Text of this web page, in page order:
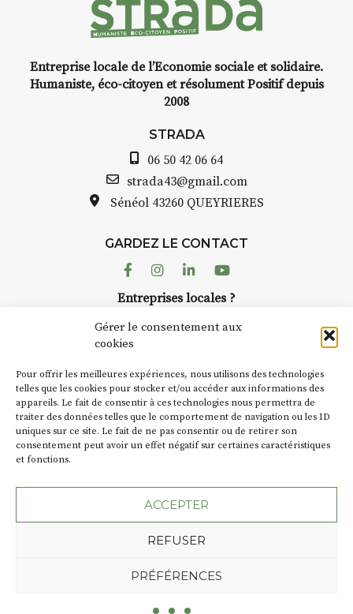
Gérer le consentement aux
cookies
Pour offrir les meilleures expériences, nous utilisons des technologies
telles que les cookies pour stocker et/ou accéder aux informations des
appareils. Le fait de consentir à ces technologies nous permettra de
traiter des données telles que le comportement de navigation ou les ID
uniques sur ce site. Le fait de ne pas consentir ou de retirer son
consentement peut avoir un effet négatif sur certaines caractéristiques
et fonctions.
ACCEPTER
REFUSER
PRÉFÉRENCES
Entreprise locale de l’Economie sociale et solidaire.
Humaniste, éco-citoyen et résolument Positif depuis
2008
STRADA
06 50 42 06 64
strada43@gmail.com
Sénéol 43260 QUEYRIERES
GARDEZ LE CONTACT
FacebookInstagram
LinkedinYoutube
Entreprises locales ?
Suivez toute l'actu de Strada
Plan du site
Politique de confidentialité